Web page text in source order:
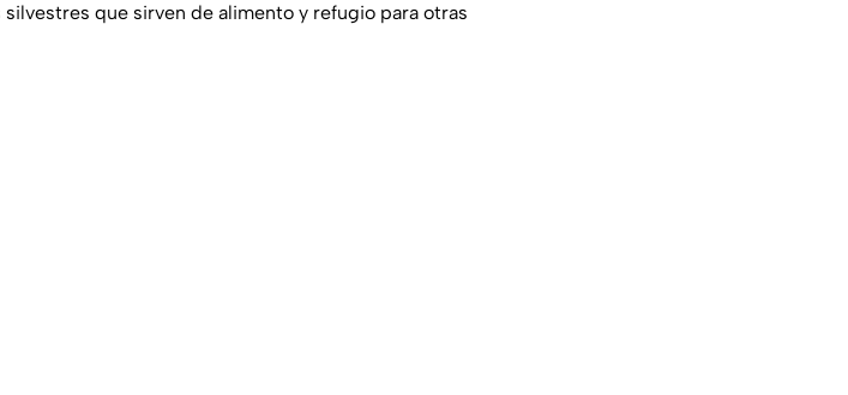
que sirven de alimento y refugio para otras